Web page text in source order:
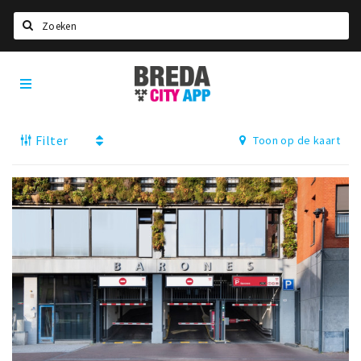
Home
Deals
Nieuws, interviews & blogs
Drinken
Slapen
Recreatief
Winkels
Breda
City
App
Filter Toon op de kaart